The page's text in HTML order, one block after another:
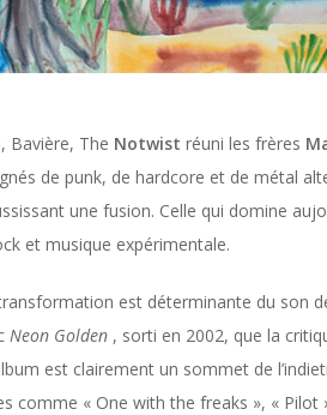
Bavière, The Notwist réuni les frères
de punk, de hardcore et de métal
une fusion. Celle qui domine
et musique expérimentale.
est déterminante du son
Neon Golden , sorti en 2002, que la
est clairement un sommet de
comme « One with the freaks », « Pilot